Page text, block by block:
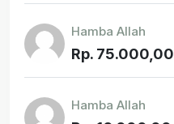
Hamba Allah
Rp. 75.000,00
Hamba Allah